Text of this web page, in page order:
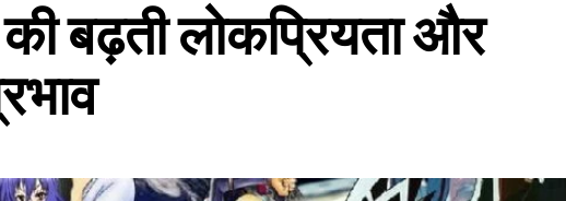
बढ़ती लोकप्रियता और